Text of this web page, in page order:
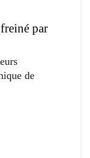
par
de